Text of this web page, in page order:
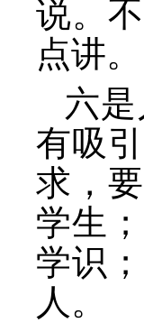
说。
点讲。
六
有吸
求，
学生
学识
人。